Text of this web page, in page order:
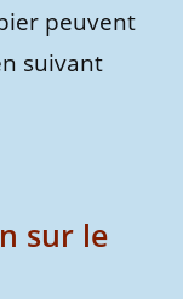
peuvent
suivant
sur le